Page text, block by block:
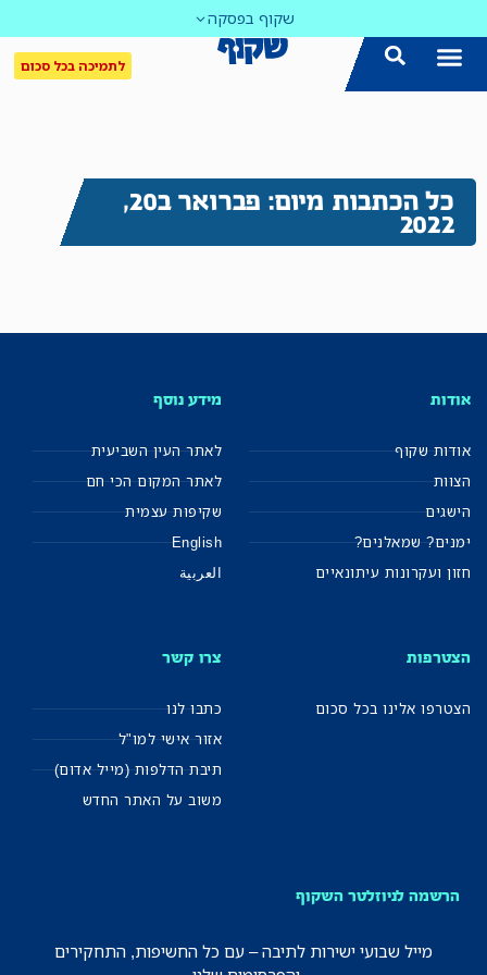
שקוף בפסקה
לתמיכה בכל סכום
כל הכתבות מיום: פברואר ב20,
2022
אודות
אודות שקוף
הצוות
הישגים
ימנים? שמאלנים?
חזון ועקרונות עיתונאיים
מידע נוסף
לאתר העין השביעית
לאתר המקום הכי חם
שקיפות עצמית
English
العربية
הצטרפות
הצטרפו אלינו בכל סכום
צרו קשר
כתבו לנו
אזור אישי למו"ל
תיבת הדלפות (מייל אדום)
משוב על האתר החדש
הרשמה לניוזלטר השקוף
מייל שבועי ישירות לתיבה – עם כל החשיפות, התחקירים